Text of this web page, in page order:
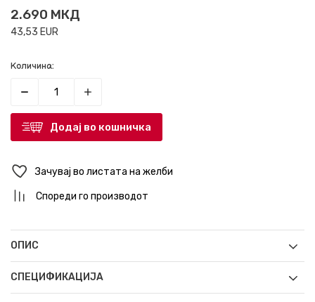
2.690 МКД
43,53 EUR
Количина:
Додај во кошничка
Зачувај во листата на желби
Спореди го производот
ОПИС
СПЕЦИФИКАЦИЈА